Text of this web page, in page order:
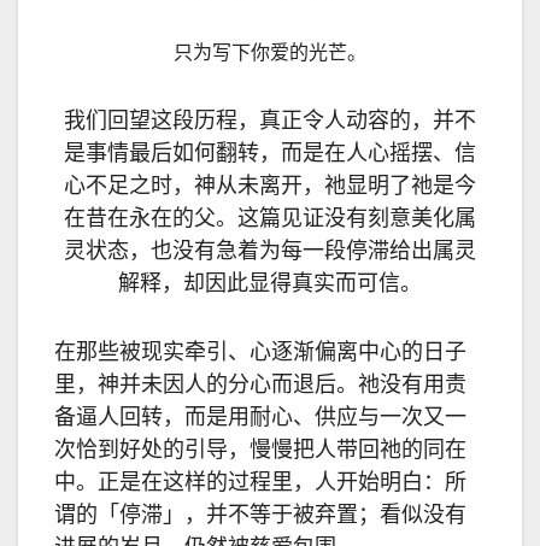
只为写下你爱的光芒。
我们回望这段历程，真正令人动容的，并不
是事情最后如何翻转，而是在人心摇摆、信
心不足之时，神从未离开，祂显明了祂是今
在昔在永在的父。这篇见证没有刻意美化属
灵状态，也没有急着为每一段停滞给出属灵
解释，却因此显得真实而可信。
在那些被现实牵引、心逐渐偏离中心的日子
里，神并未因人的分心而退后。祂没有用责
备逼人回转，而是用耐心、供应与一次又一
次恰到好处的引导，慢慢把人带回祂的同在
中。正是在这样的过程里，人开始明白：所
谓的「停滞」，并不等于被弃置；看似没有